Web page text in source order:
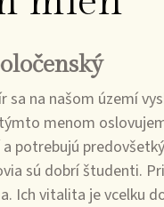
sa na našom území
menom
potrebujú
sú dobrí študenti.
Ich vitalita je vcelku